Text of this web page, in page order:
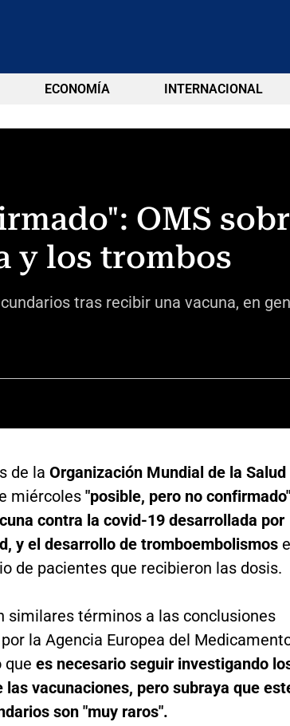
ECONOMÍA INTERNACIONAL
OMS
y los trombos
tras recibir una vacuna, en
de la Organización Mundial de la Salud
miércoles "posible, pero no
contra la covid-19 desarrollada por
y el desarrollo de tromboembolismos
de pacientes que recibieron las dosis.
similares términos a las conclusiones
la Agencia Europea del
que es necesario seguir investigando
vacunaciones, pero subraya que
son "muy raros".